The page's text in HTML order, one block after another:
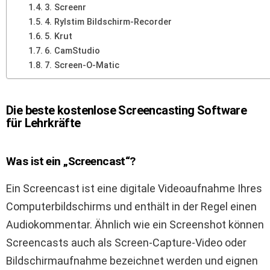
3. Screenr
4. Rylstim Bildschirm-Recorder
5. Krut
6. CamStudio
7. Screen-O-Matic
Die beste kostenlose Screencasting Software
für Lehrkräfte
Was ist ein „Screencast“?
Ein Screencast ist eine digitale Videoaufnahme Ihres
Computerbildschirms und enthält in der Regel einen
Audiokommentar. Ähnlich wie ein Screenshot können
Screencasts auch als Screen-Capture-Video oder
Bildschirmaufnahme bezeichnet werden und eignen